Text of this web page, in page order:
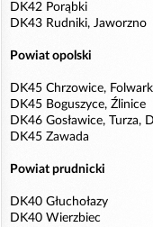
DK42 Porąbki
DK43 Rudniki, Jaworzno
Powiat opolski
DK45 Chrzowice, Folwark
DK45 Boguszyce, Źlinice
DK46 Gosławice, Turza,
DK45 Zawada
Powiat prudnicki
DK40 Głuchołazy
DK40 Wierzbiec